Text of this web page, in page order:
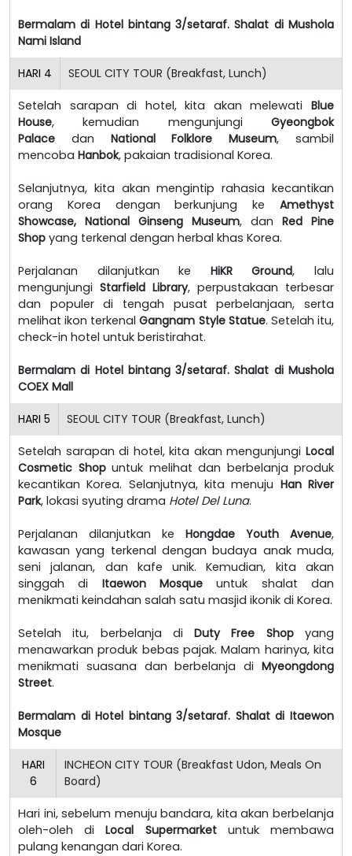
Bermalam di Hotel bintang 3/setaraf. Shalat di Mushola
Nami Island
HARI 4 SEOUL CITY TOUR (Breakfast, Lunch)
Setelah sarapan di hotel, kita akan melewati Blue
House, kemudian mengunjungi Gyeongbok
Palace dan National Folklore Museum, sambil
mencoba Hanbok, pakaian tradisional Korea.
Selanjutnya, kita akan mengintip rahasia kecantikan
orang Korea dengan berkunjung ke Amethyst
Showcase, National Ginseng Museum, dan Red Pine
Shop yang terkenal dengan herbal khas Korea.
Perjalanan dilanjutkan ke HiKR Ground, lalu
mengunjungi Starfield Library, perpustakaan terbesar
dan populer di tengah pusat perbelanjaan, serta
melihat ikon terkenalGangnam Style Statue. Setelah itu,
check-in hotel untuk beristirahat.
Bermalam di Hotel bintang 3/setaraf. Shalat di Mushola
COEX Mall
HARI 5 SEOUL CITY TOUR (Breakfast, Lunch)
Setelah sarapan di hotel, kita akan mengunjungi Local
Cosmetic Shopuntuk melihat dan berbelanja produk
kecantikan Korea. Selanjutnya, kita menuju Han River
Park, lokasi syuting drama Hotel Del Luna.
Perjalanan dilanjutkan ke Hongdae Youth Avenue,
kawasan yang terkenal dengan budaya anak muda,
seni jalanan, dan kafe unik. Kemudian, kita akan
singgah di Itaewon Mosque untuk shalat dan
menikmati keindahan salah satu masjid ikonik di Korea.
Setelah itu, berbelanja diDuty Free Shopyang
menawarkan produk bebas pajak. Malam harinya, kita
menikmati suasana dan berbelanja di Myeongdong
Street.
Bermalam di Hotel bintang 3/setaraf. Shalat di Itaewon
Mosque
HARI
6
INCHEON CITY TOUR (Breakfast Udon, Meals On
Board)
Hari ini, sebelum menuju bandara, kita akan berbelanja
oleh-oleh diLocal Supermarketuntuk membawa
pulang kenangan dari Korea.